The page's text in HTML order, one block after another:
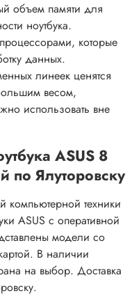
объем памяти для
ноутбука.
которые
данных.
линеек ценятся
весом,
использовать вне
ASUS 8
по Ялуторовску
компьютерной техники
ASUS с оперативной
модели со
В наличии
на выбор. Доставка